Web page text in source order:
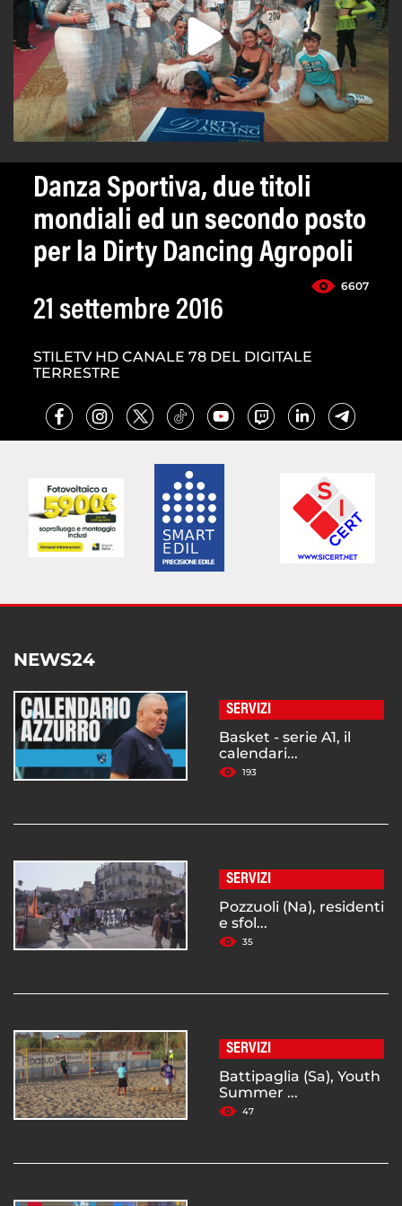
Danza Sportiva, due titoli
mondiali ed un secondo posto
per la Dirty Dancing Agropoli
6607
21 settembre 2016
STILETV HD CANALE 78 DEL DIGITALE
TERRESTRE
NEWS24
SERVIZI
Basket - serie A1, il
calendari...
193
SERVIZI
Pozzuoli (Na), residenti
e sfol...
35
SERVIZI
Battipaglia (Sa), Youth
Summer ...
47